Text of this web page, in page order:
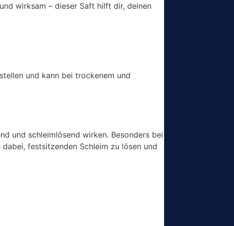
wirksam – dieser Saft hilft dir, deinen
und kann bei trockenem und
und schleimlösend wirken. Besonders bei
festsitzenden Schleim zu lösen und